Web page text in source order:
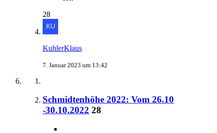
28
KuhlerKlaus
7. Januar 2023 um 13:42
Schmidtenhöhe 2022: Vom 26.10
-30.10.2022 28